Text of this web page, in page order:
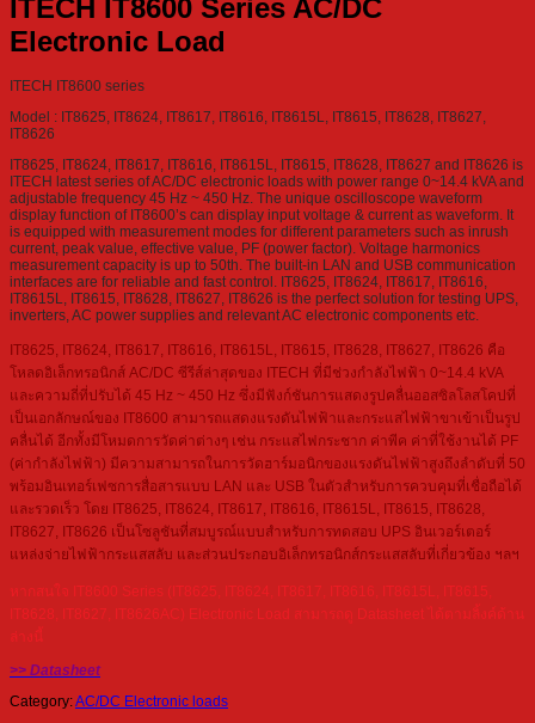
ITECH IT8600 Series AC/DC
Electronic Load
ITECH IT8600 series
Model : IT8625, IT8624, IT8617, IT8616, IT8615L, IT8615, IT8628, IT8627,
IT8626
IT8625, IT8624, IT8617, IT8616, IT8615L, IT8615, IT8628, IT8627 and IT8626 is
ITECH latest series of AC/DC electronic loads with power range 0~14.4 kVA and
adjustable frequency 45 Hz ~ 450 Hz. The unique oscilloscope waveform
display function of IT8600’s can display input voltage & current as waveform. It
is equipped with measurement modes for different parameters such as inrush
current, peak value, effective value, PF (power factor). Voltage harmonics
measurement capacity is up to 50th. The built-in LAN and USB communication
interfaces are for reliable and fast control. IT8625, IT8624, IT8617, IT8616,
IT8615L, IT8615, IT8628, IT8627, IT8626 is the perfect solution for testing UPS,
inverters, AC power supplies and relevant AC electronic components etc.
IT8625, IT8624, IT8617, IT8616, IT8615L, IT8615, IT8628, IT8627, IT8626 คือ
โหลดอิเล็กทรอนิกส์ AC/DC ซีรีส์ล่าสุดของ ITECH ที่มีช่วงกำลังไฟฟ้า 0~14.4 kVA
และความถี่ที่ปรับได้ 45 Hz ~ 450 Hz ซึ่งมีฟังก์ชันการแสดงรูปคลื่นออสซิลโลสโคปที่
เป็นเอกลักษณ์ของ IT8600 สามารถแสดงแรงดันไฟฟ้าและกระแสไฟฟ้าขาเข้าเป็นรูป
คลื่นได้ อีกทั้งมีโหมดการวัดค่าต่างๆ เช่น กระแสไฟกระชาก ค่าพีค ค่าที่ใช้งานได้ PF
(ค่ากำลังไฟฟ้า) มีความสามารถในการวัดฮาร์มอนิกของแรงดันไฟฟ้าสูงถึงลำดับที่ 50
พร้อมอินเทอร์เฟซการสื่อสารแบบ LAN และ USB ในตัวสำหรับการควบคุมที่เชื่อถือได้
และรวดเร็ว โดย IT8625, IT8624, IT8617, IT8616, IT8615L, IT8615, IT8628,
IT8627, IT8626 เป็นโซลูชันที่สมบูรณ์แบบสำหรับการทดสอบ UPS อินเวอร์เตอร์
แหล่งจ่ายไฟฟ้ากระแสสลับ และส่วนประกอบอิเล็กทรอนิกส์กระแสสลับที่เกี่ยวข้อง ฯลฯ
หากสนใจ IT8600 Series (IT8625, IT8624, IT8617, IT8616, IT8615L, IT8615,
IT8628, IT8627, IT8626AC) Electronic Load สามารถดู Datasheet ได้ตามลิ้งค์ด้าน
ล่างนี้
>> Datasheet
Category:AC/DC Electronic loads